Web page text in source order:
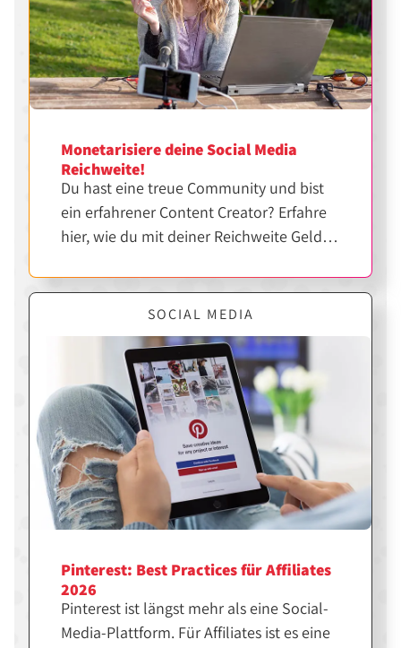
Monetarisiere deine Social Media
Reichweite!
Du hast eine treue Community und bist
ein erfahrener Content Creator? Erfahre
hier, wie du mit deiner Reichweite Geld
SOCIAL MEDIA
Pinterest: Best Practices für Affiliates
2026
Pinterest ist längst mehr als eine Social-
Media-Plattform. Für Affiliates ist es eine